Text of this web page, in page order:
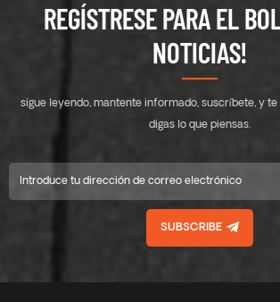
REGÍSTRESE PARA EL
NOTICIAS!
sigue leyendo, mantente informado, suscríbete, y
digas lo que piensas.
SUBSCRIBE